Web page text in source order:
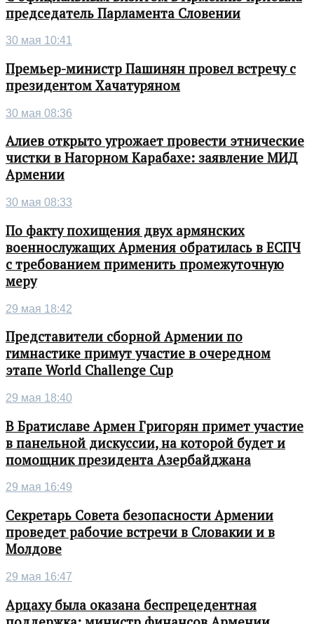
председатель Парламента Словении
30 мая 10:41
Премьер-министр Пашинян провел встречу с
президентом Хачатуряном
30 мая 08:36
Алиев открыто угрожает провести этнические
чистки в Нагорном Карабахе: заявление МИД
Армении
30 мая 08:33
По факту похищения двух армянских
военнослужащих Армения обратилась в ЕСПЧ
с требованием применить промежуточную
меру
29 мая 18:42
Представители сборной Армении по
гимнастике примут участие в очередном
этапе World Challenge Cup
29 мая 18:40
В Братиславе Армен Григорян примет участие
в панельной дискуссии, на которой будет и
помощник президента Азербайджана
29 мая 16:49
Секретарь Совета безопасности Армении
проведет рабочие встречи в Словакии и в
Молдове
29 мая 16:47
Арцаху была оказана беспрецедентная